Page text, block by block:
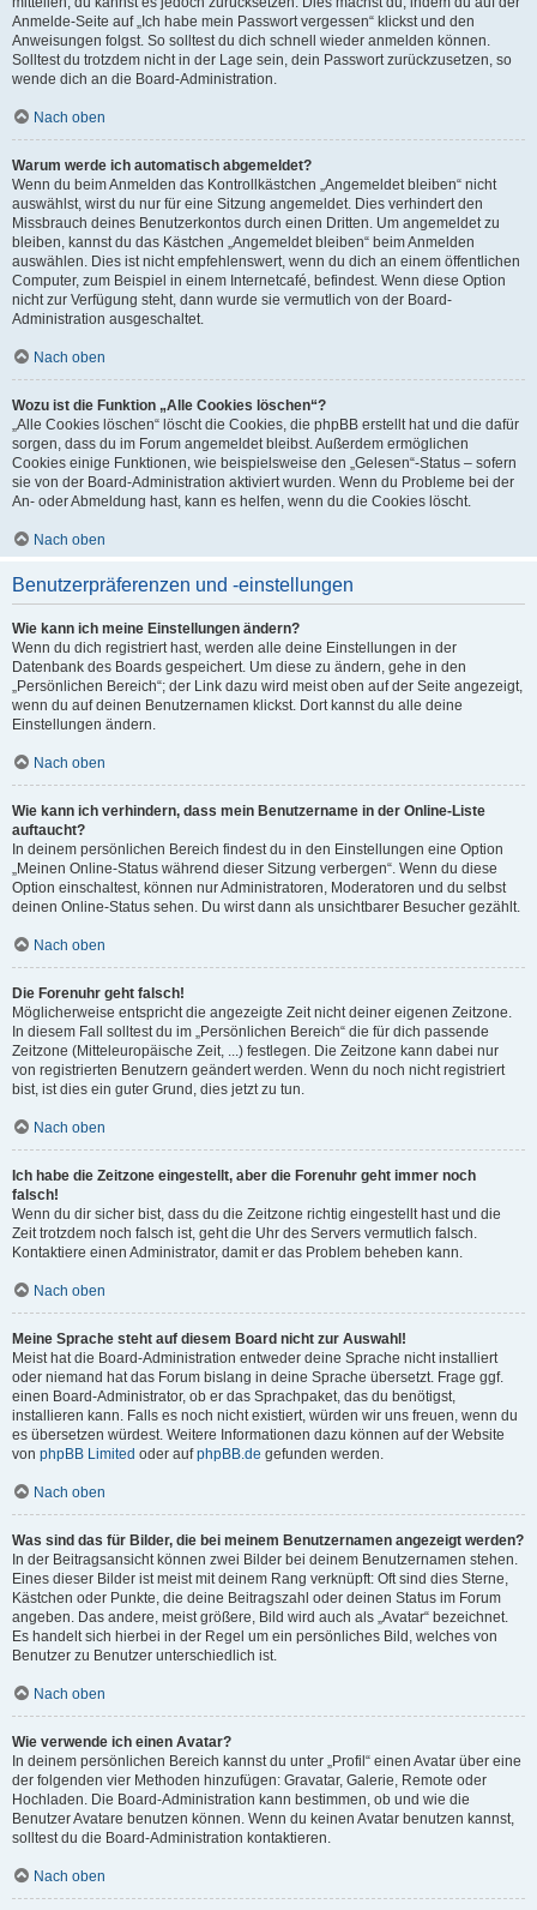
Anmelde-Seite auf „Ich habe mein Passwort vergessen“ klickst und den
Anweisungen folgst. So solltest du dich schnell wieder anmelden können.
Solltest du trotzdem nicht in der Lage sein, dein Passwort zurückzusetzen, so
wende dich an die Board-Administration.
Nach oben
Warum werde ich automatisch abgemeldet?
Wenn du beim Anmelden das Kontrollkästchen „Angemeldet bleiben“ nicht
auswählst, wirst du nur für eine Sitzung angemeldet. Dies verhindert den
Missbrauch deines Benutzerkontos durch einen Dritten. Um angemeldet zu
bleiben, kannst du das Kästchen „Angemeldet bleiben“ beim Anmelden
auswählen. Dies ist nicht empfehlenswert, wenn du dich an einem öffentlichen
Computer, zum Beispiel in einem Internetcafé, befindest. Wenn diese Option
nicht zur Verfügung steht, dann wurde sie vermutlich von der Board-
Administration ausgeschaltet.
Nach oben
Wozu ist die Funktion „Alle Cookies löschen“?
„Alle Cookies löschen“ löscht die Cookies, die phpBB erstellt hat und die dafür
sorgen, dass du im Forum angemeldet bleibst. Außerdem ermöglichen
Cookies einige Funktionen, wie beispielsweise den „Gelesen“-Status – sofern
sie von der Board-Administration aktiviert wurden. Wenn du Probleme bei der
An- oder Abmeldung hast, kann es helfen, wenn du die Cookies löscht.
Nach oben
Benutzerpräferenzen und -einstellungen
Wie kann ich meine Einstellungen ändern?
Wenn du dich registriert hast, werden alle deine Einstellungen in der
Datenbank des Boards gespeichert. Um diese zu ändern, gehe in den
„Persönlichen Bereich“; der Link dazu wird meist oben auf der Seite angezeigt,
wenn du auf deinen Benutzernamen klickst. Dort kannst du alle deine
Einstellungen ändern.
Nach oben
Wie kann ich verhindern, dass mein Benutzername in der Online-Liste
auftaucht?
In deinem persönlichen Bereich findest du in den Einstellungen eine Option
„Meinen Online-Status während dieser Sitzung verbergen“. Wenn du diese
Option einschaltest, können nur Administratoren, Moderatoren und du selbst
deinen Online-Status sehen. Du wirst dann als unsichtbarer Besucher gezählt.
Nach oben
Die Forenuhr geht falsch!
Möglicherweise entspricht die angezeigte Zeit nicht deiner eigenen Zeitzone.
In diesem Fall solltest du im „Persönlichen Bereich“ die für dich passende
Zeitzone (Mitteleuropäische Zeit, ...) festlegen. Die Zeitzone kann dabei nur
von registrierten Benutzern geändert werden. Wenn du noch nicht registriert
bist, ist dies ein guter Grund, dies jetzt zu tun.
Nach oben
Ich habe die Zeitzone eingestellt, aber die Forenuhr geht immer noch
falsch!
Wenn du dir sicher bist, dass du die Zeitzone richtig eingestellt hast und die
Zeit trotzdem noch falsch ist, geht die Uhr des Servers vermutlich falsch.
Kontaktiere einen Administrator, damit er das Problem beheben kann.
Nach oben
Meine Sprache steht auf diesem Board nicht zur Auswahl!
Meist hat die Board-Administration entweder deine Sprache nicht installiert
oder niemand hat das Forum bislang in deine Sprache übersetzt. Frage ggf.
einen Board-Administrator, ob er das Sprachpaket, das du benötigst,
installieren kann. Falls es noch nicht existiert, würden wir uns freuen, wenn du
es übersetzen würdest. Weitere Informationen dazu können auf der Website
von phpBB Limited oder aufphpBB.de gefunden werden.
Nach oben
Was sind das für Bilder, die bei meinem Benutzernamen angezeigt werden?
In der Beitragsansicht können zwei Bilder bei deinem Benutzernamen stehen.
Eines dieser Bilder ist meist mit deinem Rang verknüpft: Oft sind dies Sterne,
Kästchen oder Punkte, die deine Beitragszahl oder deinen Status im Forum
angeben. Das andere, meist größere, Bild wird auch als „Avatar“ bezeichnet.
Es handelt sich hierbei in der Regel um ein persönliches Bild, welches von
Benutzer zu Benutzer unterschiedlich ist.
Nach oben
Wie verwende ich einen Avatar?
In deinem persönlichen Bereich kannst du unter „Profil“ einen Avatar über eine
der folgenden vier Methoden hinzufügen: Gravatar, Galerie, Remote oder
Hochladen. Die Board-Administration kann bestimmen, ob und wie die
Benutzer Avatare benutzen können. Wenn du keinen Avatar benutzen kannst,
solltest du die Board-Administration kontaktieren.
Nach oben